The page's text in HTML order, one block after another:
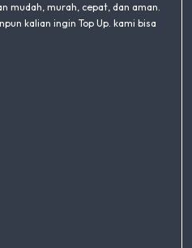
mudah, murah, cepat, dan aman.
kalian ingin Top Up. kami bisa